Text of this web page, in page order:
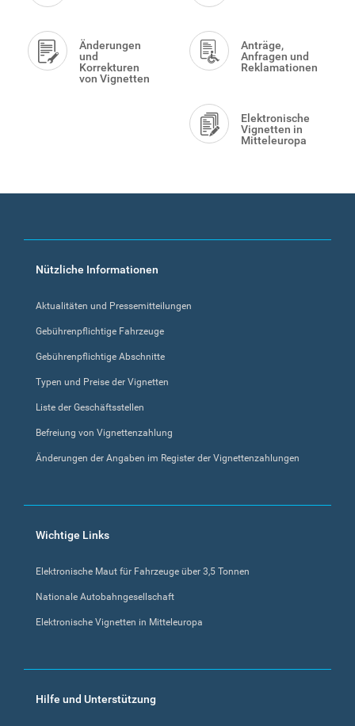
Änderungen
und
Korrekturen
von Vignetten
Anträge,
Anfragen und
Reklamationen
Elektronische
Vignetten in
Mitteleuropa
Footer
Nützliche Informationen
Aktualitäten und Pressemitteilungen
Gebührenpflichtige Fahrzeuge
Gebührenpflichtige Abschnitte
Typen und Preise der Vignetten
Liste der Geschäftsstellen
Befreiung von Vignettenzahlung
Änderungen der Angaben im Register der Vignettenzahlungen
Wichtige Links
Elektronische Maut für Fahrzeuge über 3,5 Tonnen
Nationale Autobahngesellschaft
Elektronische Vignetten in Mitteleuropa
Hilfe und Unterstützung